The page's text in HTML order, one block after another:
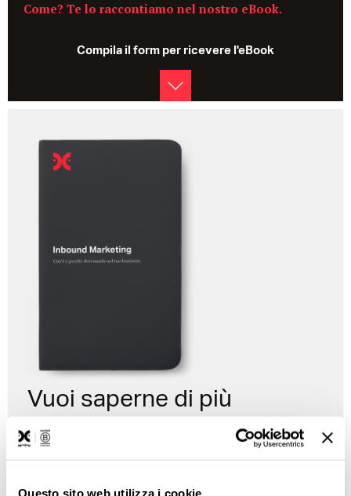
Questo sito web utilizza i cookie
Come? Te lo raccontiamo nel nostro eBook.
Compila il form per ricevere l'eBook
Vuoi saperne di più
sull'Inbound Marketing?
Leggi l'eBook dedicato.